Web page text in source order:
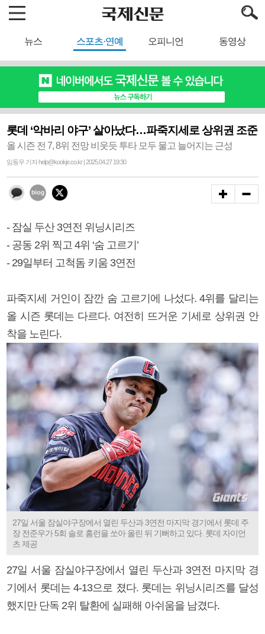
뉴스 스포츠·연예 오피니언 동영상
롯데 ‘악바리 야구’ 살아났다…파죽지세로 상위권 조준
올 시즌 전 7, 8위 전망 비웃듯 투타 모두 물고 늘어지는 근성
임동우 기자 help@kookje.co.kr | 2025.04.27 19:30
- 잠실 두산 3연전 위닝시리즈
- 공동 2위 찍고 4위 ‘숨 고르기’
- 29일부터 고척돔 키움 3연전
파죽지세 거인이 잠깐 숨 고르기에 나섰다. 4위를 달리는
올 시즌 롯데는 다르다. 여전히 뜨거운 기세로 상위권 안
착을 노린다.
27일 서울 잠실야구장에서 열린 두산과 3연전 마지막 경기에서 롯데 주
장 전준우가 5회 솔로 홈런을 쏘아 올린 뒤 기뻐하고 있다. 롯데 자이언
츠 제공
27일 서울 잠실야구장에서 열린 두산과 3연전 마지막 경
기에서 롯데는 4-13으로 졌다. 롯데는 위닝시리즈를 달성
했지만 단독 2위 탈환에 실패해 아쉬움을 남겼다.